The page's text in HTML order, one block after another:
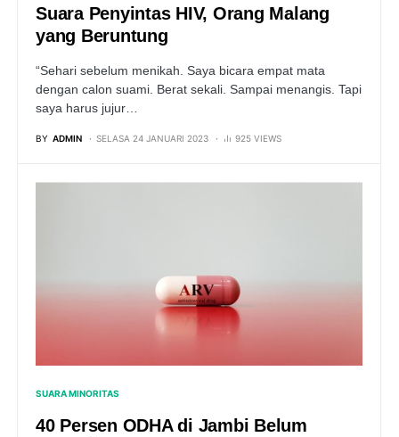
Suara Penyintas HIV, Orang Malang
yang Beruntung
“Sehari sebelum menikah. Saya bicara empat mata
dengan calon suami. Berat sekali. Sampai menangis. Tapi
saya harus jujur…
BY ADMIN SELASA 24 JANUARI 2023 925 VIEWS
SUARA MINORITAS
40 Persen ODHA di Jambi Belum